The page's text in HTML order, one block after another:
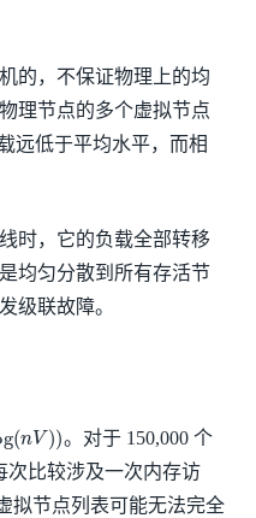
的，不保证物理上的均
理节点的多个虚拟节点
远低于平均水平，而相
时，它的负载全部转移
均匀分散到所有存活节
级联故障。
( V))。对于 150,000 个
次比较涉及一次内存访
拟节点列表可能无法完全